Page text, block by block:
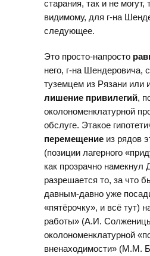
старания, так и не могут,
видимому, для г-на
следующее.
Это просто-напросто
него, г-на Шендеровича,
туземцем из Рязани или
лишение привилегий,
околономенклатурной
обслуге. Этакое
перемещение из рядов
(позиции лагерного
как прозрачно намекнул
разрешается то, за что
давным-давно уже
«пятёрочку», и всё тут)
работы» (А.И.
околономенклатурной
вненаходимости» (М.М.